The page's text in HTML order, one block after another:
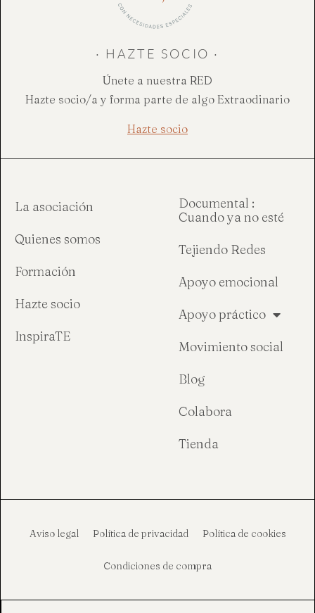
· HAZTE SOCIO ·
Únete a nuestra RED
Hazte socio/a y forma parte de algo Extraodinario
Hazte socio
La asociación
Quienes somos
Formación
Hazte socio
InspiraTE
Documental :
Cuando ya no esté
Tejiendo Redes
Apoyo emocional
Apoyo práctico
Movimiento social
Blog
Colabora
Tienda
Aviso legal Política de privacidad Política de cookies
Condiciones de compra